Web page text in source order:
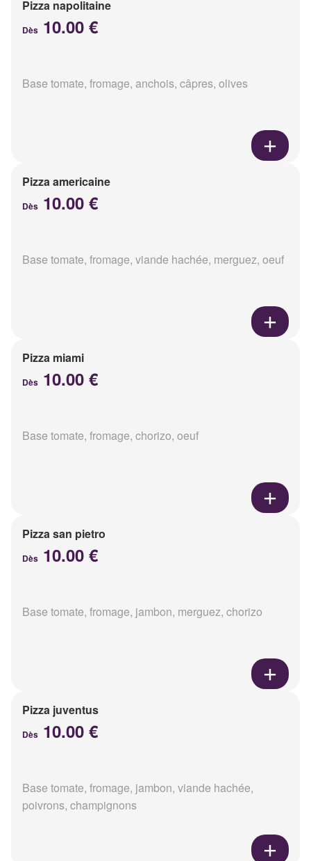
Pizza napolitaine
Dès 10.00 €
Base tomate, fromage, anchois, câpres, olives
Pizza americaine
Dès 10.00 €
Base tomate, fromage, viande hachée, merguez, oeuf
Pizza miami
Dès 10.00 €
Base tomate, fromage, chorizo, oeuf
Pizza san pietro
Dès 10.00 €
Base tomate, fromage, jambon, merguez, chorizo
Pizza juventus
Dès 10.00 €
Base tomate, fromage, jambon, viande hachée,
poivrons, champignons